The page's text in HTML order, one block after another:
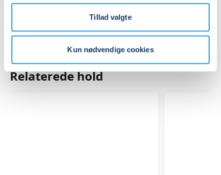
Tillad valgte
Kun nødvendige cookies
Relaterede hold